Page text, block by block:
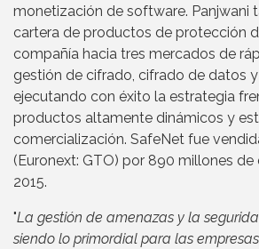
monetización de software. Panjwani
cartera de productos de protección
compañía hacia tres mercados de
gestión de cifrado, cifrado de datos
ejecutando con éxito la estrategia
productos altamente dinámicos y
comercialización. SafeNet fue
(Euronext: GTO) por 890 millones de
2015.
"La gestión de amenazas y la
siendo lo primordial para las